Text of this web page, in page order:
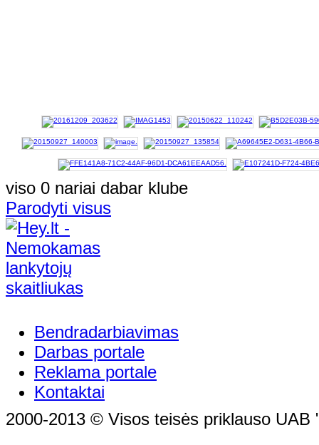
viso 0 nariai dabar klube
Parodyti visus
Bendradarbiavimas
Darbas portale
Reklama portale
Kontaktai
2000-2013 © Visos teisės priklauso UAB